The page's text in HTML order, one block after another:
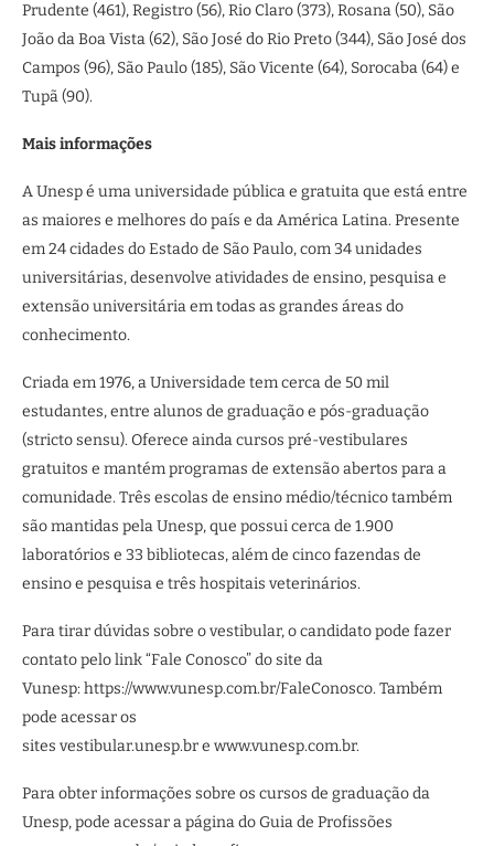
Prudente (461), Registro (56), Rio Claro (373), Rosana (50), São
João da Boa Vista (62), São José do Rio Preto (344), São José dos
Campos (96), São Paulo (185), São Vicente (64), Sorocaba (64) e
Tupã (90).
Mais informações
A Unesp é uma universidade pública e gratuita que está entre
as maiores e melhores do país e da América Latina. Presente
em 24 cidades do Estado de São Paulo, com 34 unidades
universitárias, desenvolve atividades de ensino, pesquisa e
extensão universitária em todas as grandes áreas do
conhecimento.
Criada em 1976, a Universidade tem cerca de 50 mil
estudantes, entre alunos de graduação e pós-graduação
(stricto sensu). Oferece ainda cursos pré-vestibulares
gratuitos e mantém programas de extensão abertos para a
comunidade. Três escolas de ensino médio/técnico também
são mantidas pela Unesp, que possui cerca de 1.900
laboratórios e 33 bibliotecas, além de cinco fazendas de
ensino e pesquisa e três hospitais veterinários.
Para tirar dúvidas sobre o vestibular, o candidato pode fazer
contato pelo link “Fale Conosco” do site da
Vunesp: https://www.vunesp.com.br/FaleConosco. Também
pode acessar os
sites vestibular.unesp.br e www.vunesp.com.br.
Para obter informações sobre os cursos de graduação da
Unesp, pode acessar a página do Guia de Profissões